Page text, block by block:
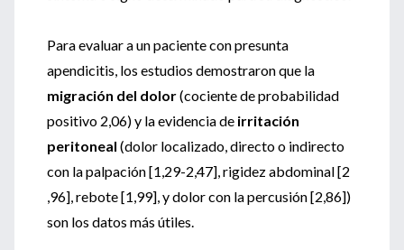
Para evaluar a un paciente con presunta
apendicitis, los estudios demostraron que la
migración del dolor(cociente de probabilidad
positivo 2,06) y la evidencia de irritación
peritoneal (dolor localizado, directo o indirecto
con la palpación [1,29-2,47], rigidez abdominal [2
,96], rebote [1,99], y dolor con la percusión [2,86])
son los datos más útiles.